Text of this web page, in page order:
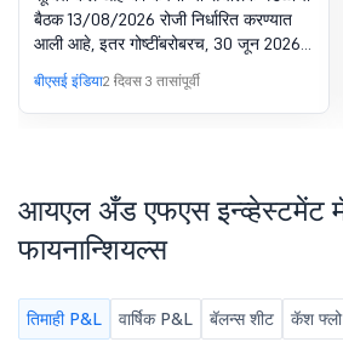
कन्सोलिडेटेड फायनान्शियल
रिझल्ट्स विचारात घेण्यासाठी आणि
मंजूर करण्यासाठी बोर्ड मीटिंग सूचना
बैठक 13/08/2026 रोजी निर्धारित करण्यात
आली आहे, इतर गोष्टींबरोबरच, 30 जून 2026
रोजी संपलेल्या तिमाहीसाठी कंपनीचे अनऑडिटेड
स्टँडअलोन आणि कन्सोलिडेटेड फायनान्शियल
परिणाम विचारात घेण्यासाठी आणि मंजूर
फायनान्शियल परिणामांची घोषणा केल्यानंतर
कंपनीच्या सिक्युरिटीजमध्ये डील करण्यासाठी
ट्रेडिंग विंडो 48 तासांपर्यंत बंद राहील.
बीएसई इंडिया2 दिवस 3 तासांपूर्वी
आयएल अँड एफएस इन्व्हेस्टमेंट
फायनान्शियल्स
तिमाही P&L वार्षिक P&L बॅलन्स शीट कॅश फ्लो